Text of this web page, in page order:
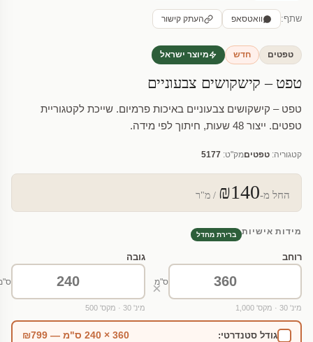
שתף: וואטסאפ העתק קישור
טפטים חדש מיוצר ישראל
טפט – קישקושים צבעוניים
טפט – קישקושים צבעוניים באיכות פרמיום. שייכת לקטגוריית
טפטים. ייצור 48 שעות, חיתוך לפי מידה.
קטגוריה: טפטיםמק"ט: 5177
החל מ-₪140 / מ"ר
מידות אישיות ברירת מחדל
רוחב
ס"מ
מינ' 30 · מקס' 1,000
×
גובה
מינ' 30 · מקס' 500
גודל סטנדרטי: 360 × 240 ס"מ — ₪799